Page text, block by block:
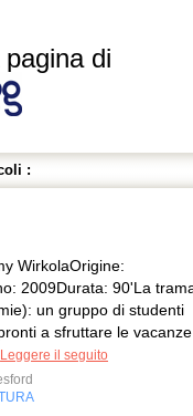
di
:
WirkolaOrigine:
2009Durata: 90'La
un gruppo di studenti
a sfruttare le vacanze
Leggere il seguito